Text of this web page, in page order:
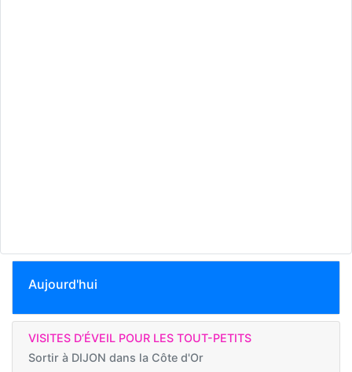
Aujourd'hui
VISITES D’ÉVEIL POUR LES TOUT-PETITS
Sortir à DIJON dans la Côte d'Or